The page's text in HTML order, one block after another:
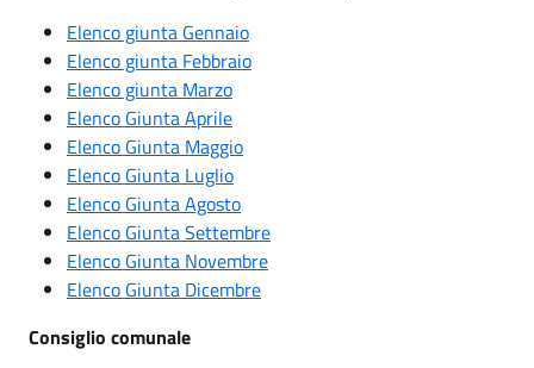
Elenco giunta Gennaio
Elenco giunta Febbraio
Elenco giunta Marzo
Elenco Giunta Aprile
Elenco Giunta Maggio
Elenco Giunta Luglio
Elenco Giunta Agosto
Elenco Giunta Settembre
Elenco Giunta Novembre
Elenco Giunta Dicembre
Consiglio comunale